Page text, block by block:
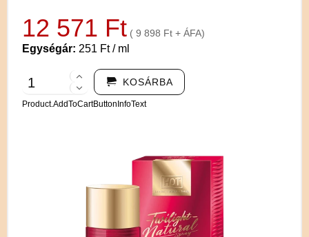
12 571 Ft ( 9 898 Ft + ÁFA)
Egységár: 251 Ft / ml
KOSÁRBA
Product.AddToCartButtonInfoText